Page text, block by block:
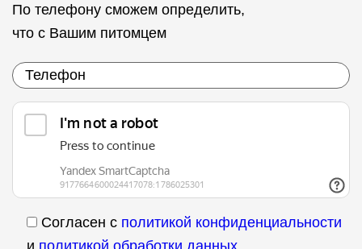
По телефону сможем определить,
что с Вашим питомцем
Согласен с политикой конфиденциальности
и политикой обработки данных